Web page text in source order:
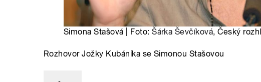
Simona Stašová | Foto:Šárka Ševčíková, Český
Rozhovor Jožky Kubáníka se Simonou Stašovou